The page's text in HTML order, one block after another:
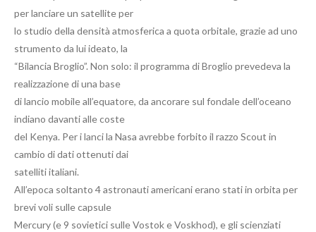
per lanciare un satellite per
lo studio della densità atmosferica a quota orbitale, grazie ad uno
strumento da lui ideato, la
“Bilancia Broglio”. Non solo: il programma di Broglio prevedeva la
realizzazione di una base
di lancio mobile all’equatore, da ancorare sul fondale dell’oceano
indiano davanti alle coste
del Kenya. Per i lanci la Nasa avrebbe forbito il razzo Scout in
cambio di dati ottenuti dai
satelliti italiani.
All’epoca soltanto 4 astronauti americani erano stati in orbita per
brevi voli sulle capsule
Mercury (e 9 sovietici sulle Vostok e Voskhod), e gli scienziati